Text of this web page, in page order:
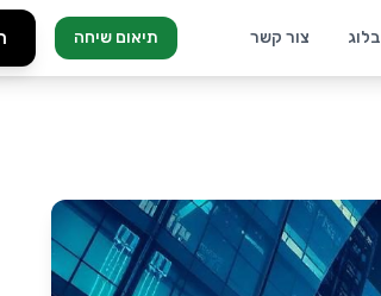
בלוג צור קשר תיאום שיחה